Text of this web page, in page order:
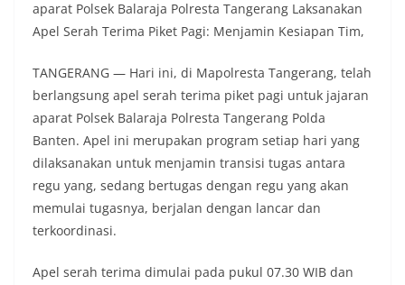
aparat Polsek Balaraja Polresta Tangerang Laksanakan
Apel Serah Terima Piket Pagi: Menjamin Kesiapan Tim,
TANGERANG — Hari ini, di Mapolresta Tangerang, telah
berlangsung apel serah terima piket pagi untuk jajaran
aparat Polsek Balaraja Polresta Tangerang Polda
Banten. Apel ini merupakan program setiap hari yang
dilaksanakan untuk menjamin transisi tugas antara
regu yang, sedang bertugas dengan regu yang akan
memulai tugasnya, berjalan dengan lancar dan
terkoordinasi.
Apel serah terima dimulai pada pukul 07.30 WIB dan